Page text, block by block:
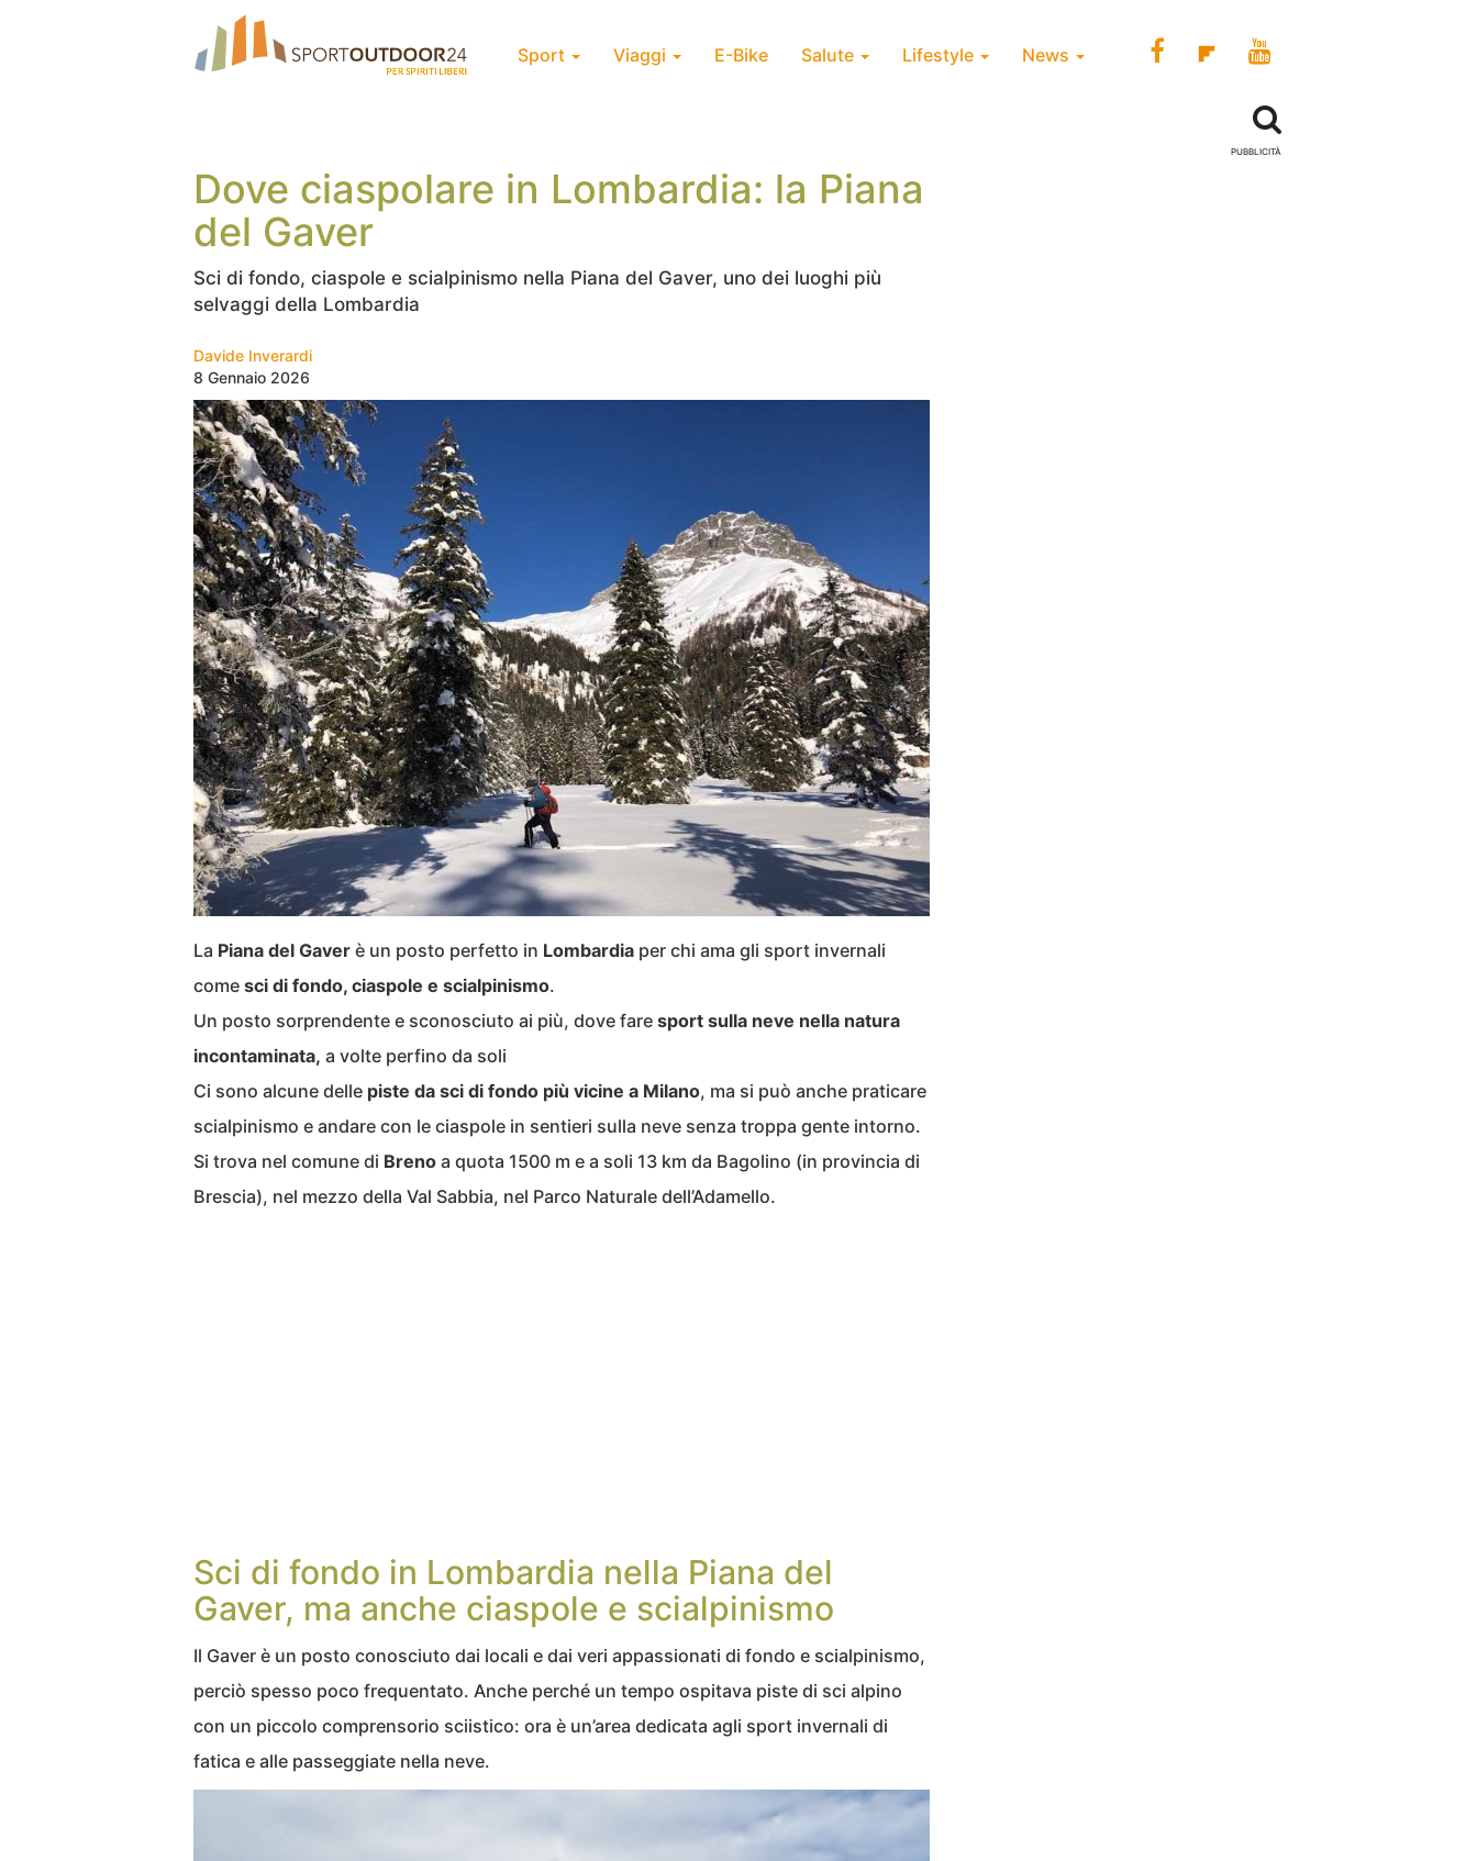
Sport Viaggi E-Bike Salute Lifestyle News
Dove ciaspolare in Lombardia: la Piana
del Gaver
Sci di fondo, ciaspole e scialpinismo nella Piana del Gaver, uno dei luoghi più
selvaggi della Lombardia
Davide Inverardi
8 Gennaio 2026
La Piana del Gaver è un posto perfetto in Lombardia per chi ama gli sport invernali
come sci di fondo, ciaspole e scialpinismo.
Un posto sorprendente e sconosciuto ai più, dove fare sport sulla neve nella natura
incontaminata, a volte perfino da soli
Ci sono alcune delle piste da sci di fondo più vicine a Milano, ma si può anche praticare
scialpinismo e andare con le ciaspole in sentieri sulla neve senza troppa gente intorno.
Si trova nel comune di Breno a quota 1500 m e a soli 13 km da Bagolino (in provincia di
Brescia), nel mezzo della Val Sabbia, nel Parco Naturale dell’Adamello.
Sci di fondo in Lombardia nella Piana del
Gaver, ma anche ciaspole e scialpinismo
Il Gaver è un posto conosciuto dai locali e dai veri appassionati di fondo e scialpinismo,
perciò spesso poco frequentato. Anche perché un tempo ospitava piste di sci alpino
con un piccolo comprensorio sciistico: ora è un’area dedicata agli sport invernali di
fatica e alle passeggiate nella neve.
PUBBLICITÀ